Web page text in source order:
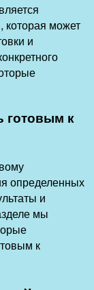
которая может
и
готовым к
определенных
и
мы
к